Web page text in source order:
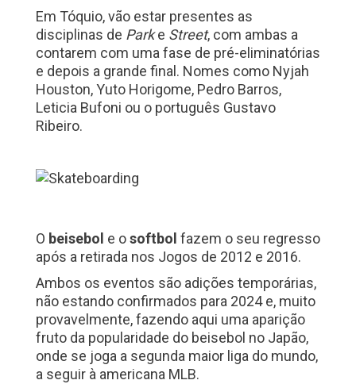
Em Tóquio, vão estar presentes as
disciplinas de Parke Street, com ambas a
contarem com uma fase de pré-eliminatórias
e depois a grande final. Nomes como Nyjah
Houston, Yuto Horigome, Pedro Barros,
Leticia Bufoni ou o português Gustavo
Ribeiro.
O beisebol e osoftbol fazem o seu regresso
após a retirada nos Jogos de 2012 e 2016.
Ambos os eventos são adições temporárias,
não estando confirmados para 2024 e, muito
provavelmente, fazendo aqui uma aparição
fruto da popularidade do beisebol no Japão,
onde se joga a segunda maior liga do mundo,
a seguir à americana MLB.